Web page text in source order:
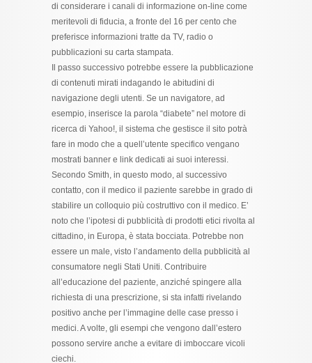
di considerare i canali di informazione on-line come
meritevoli di fiducia, a fronte del 16 per cento che
preferisce informazioni tratte da TV, radio o
pubblicazioni su carta stampata.
Il passo successivo potrebbe essere la pubblicazione
di contenuti mirati indagando le abitudini di
navigazione degli utenti. Se un navigatore, ad
esempio, inserisce la parola “diabete” nel motore di
ricerca di Yahoo!, il sistema che gestisce il sito potrà
fare in modo che a quell’utente specifico vengano
mostrati banner e link dedicati ai suoi interessi.
Secondo Smith, in questo modo, al successivo
contatto, con il medico il paziente sarebbe in grado di
stabilire un colloquio più costruttivo con il medico. E’
noto che l’ipotesi di pubblicità di prodotti etici rivolta al
cittadino, in Europa, è stata bocciata. Potrebbe non
essere un male, visto l’andamento della pubblicità al
consumatore negli Stati Uniti. Contribuire
all’educazione del paziente, anziché spingere alla
richiesta di una prescrizione, si sta infatti rivelando
positivo anche per l’immagine delle case presso i
medici. A volte, gli esempi che vengono dall’estero
possono servire anche a evitare di imboccare vicoli
ciechi.